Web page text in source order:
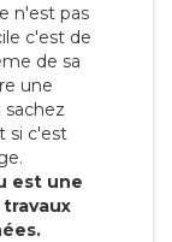
n'est pas
c'est de
de sa
une
sachez
si c'est
est une